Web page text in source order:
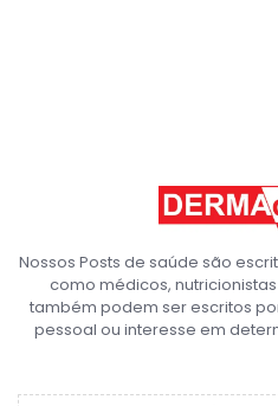
Nossos Posts de saúde são
como médicos,
também podem ser escritos
pessoal ou interesse em